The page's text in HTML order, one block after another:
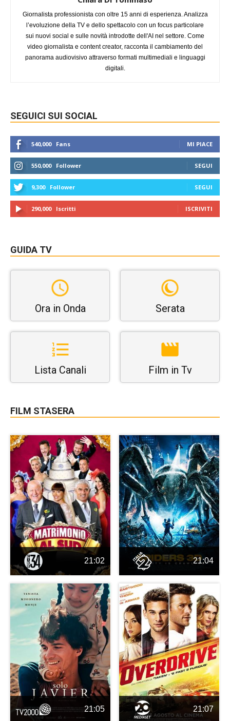
Giornalista professionista con oltre 15 anni di esperienza. Analizza
l’evoluzione della TV e dello spettacolo con un focus particolare
sui nuovi social e sulle novità introdotte dell'AI nel settore. Come
video giornalista e content creator, racconta il cambiamento del
panorama audiovisivo attraverso formati multimediali e linguaggi
digitali.
SEGUICI SUI SOCIAL
540,000 Fans MI PIACE
550,000 Follower SEGUI
9,300 Follower SEGUI
290,000 Iscritti ISCRIVITI
GUIDA TV
Ora in Onda Serata
Lista Canali Film in Tv
FILM STASERA
21:02 21:04
21:05 21:07